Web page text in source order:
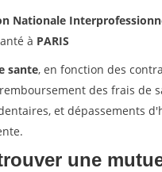
Nationale
à PARIS
sante, en fonction des
des frais de
et dépassements
une